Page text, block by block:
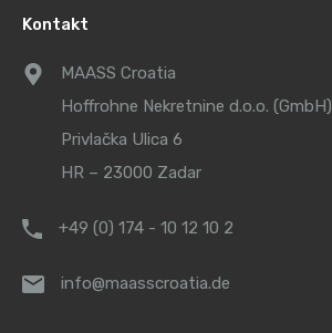
Kontakt
MAASS Croatia
Hoffrohne Nekretnine d.o.o. (GmbH)
Privlačka Ulica 6
HR – 23000 Zadar
+49 (0) 174 - 10 12 10 2
info@maasscroatia.de